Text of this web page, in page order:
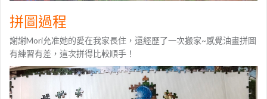
拼圖過程
謝謝Mori允准她的愛在我家長住，還經歷了一次搬家~感覺油畫拼圖
有練習有差，這次拼得比較順手！